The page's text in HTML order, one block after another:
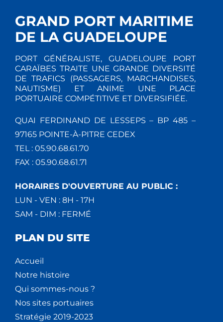
GRAND PORT MARITIME
DE LA GUADELOUPE
PORT GÉNÉRALISTE, GUADELOUPE PORT
CARAÏBES TRAITE UNE GRANDE DIVERSITÉ
DE TRAFICS (PASSAGERS, MARCHANDISES,
NAUTISME) ET ANIME UNE PLACE
PORTUAIRE COMPÉTITIVE ET DIVERSIFIÉE.
QUAI FERDINAND DE LESSEPS – BP 485 –
97165 POINTE-À-PITRE CEDEX
TEL : 05.90.68.61.70
FAX : 05.90.68.61.71
HORAIRES D'OUVERTURE AU PUBLIC :
LUN - VEN : 8H - 17H
SAM - DIM : FERMÉ
PLAN DU SITE
Accueil
Notre histoire
Qui sommes-nous ?
Nos sites portuaires
Stratégie 2019-2023